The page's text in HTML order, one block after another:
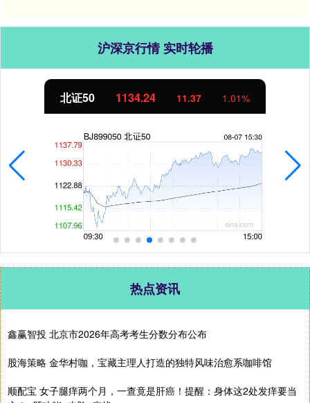
沪深京行情 实时轮播
北证50 1134.24 11.37 1.01%
热点资讯
鑫赢智投 北京市2026年高考考生分数分布公布
股海策略 金华村咖，宝藏主理人打造的独特风味治愈系咖啡馆
顺配宝 女子腿痒两个月，一查竟是肝癌！提醒：身体这2处发痒要当